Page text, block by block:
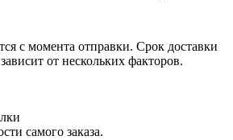
с момента отправки. Срок доставки
от нескольких факторов.
самого заказа.